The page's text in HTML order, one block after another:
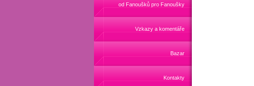
od Fanoušků pro Fanoušky
Vzkazy a komentáře
Bazar
Kontakty